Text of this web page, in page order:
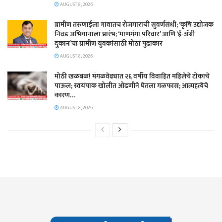
AUGUST 8, 2026
​ग्रामीण तरुणाईला गावातच रोजगाराची सुवर्णसंधी; ‘कृषि उद्योजक
निवड अभियानाला प्रारंभ; ‘माणगंगा परिवार’ आणि ‘ई-ॲग्री
दुकान’चा ग्रामीण युवकांसाठी मोठा पुढाकार
AUGUST 8, 2026
मोठी खळबळ! मंगळवेढ्यात २६ वर्षीय विवाहित महिलेचे टोकाचे
पाऊल; स्वयंपाक खोलीत ओढणीने घेतला गळफास; आत्महत्येचे
कारण…
AUGUST 8, 2026